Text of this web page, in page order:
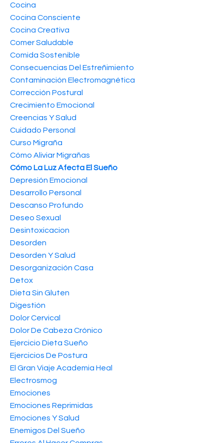
Cocina
Cocina Consciente
Cocina Creativa
Comer Saludable
Comida Sostenible
Consecuencias Del Estreñimiento
Contaminación Electromagnética
Corrección Postural
Crecimiento Emocional
Creencias Y Salud
Cuidado Personal
Curso Migraña
Cómo Aliviar Migrañas
Cómo La Luz Afecta El Sueño
Depresión Emocional
Desarrollo Personal
Descanso Profundo
Deseo Sexual
Desintoxicacion
Desorden
Desorden Y Salud
Desorganización Casa
Detox
Dieta Sin Gluten
Digestión
Dolor Cervical
Dolor De Cabeza Crónico
Ejercicio Dieta Sueño
Ejercicios De Postura
El Gran Viaje Academia Heal
Electrosmog
Emociones
Emociones Reprimidas
Emociones Y Salud
Enemigos Del Sueño